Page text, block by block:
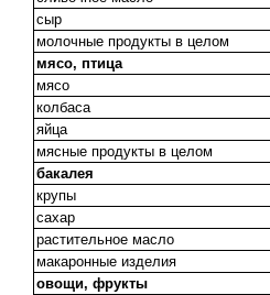
сыр
молочные продукты в целом
мясо, птица
мясо
колбаса
яйца
мясные продукты в целом
бакалея
крупы
сахар
растительное масло
макаронные изделия
овощи, фрукты